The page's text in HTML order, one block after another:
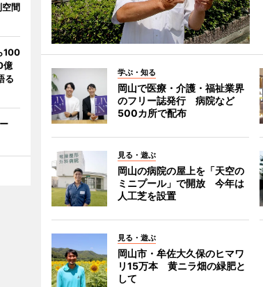
学ぶ・知る
岡山で医療・介護・福祉業界
のフリー誌発行 病院など
500カ所で配布
見る・遊ぶ
岡山の病院の屋上を「天空の
ミニプール」で開放 今年は
人工芝を設置
見る・遊ぶ
岡山市・牟佐大久保のヒマワ
リ15万本 黄ニラ畑の緑肥と
して
間
100
億
る